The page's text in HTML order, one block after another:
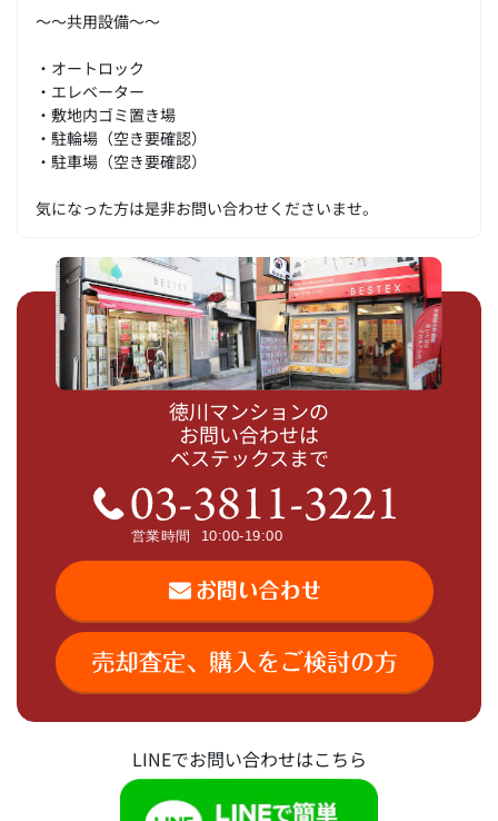
～～共用設備～～
・オートロック
・エレベーター
・敷地内ゴミ置き場
・駐輪場（空き要確認）
・駐車場（空き要確認）
気になった方は是非お問い合わせくださいませ。
徳川マンションの
お問い合わせは
ベステックスまで
LINEでお問い合わせはこちら